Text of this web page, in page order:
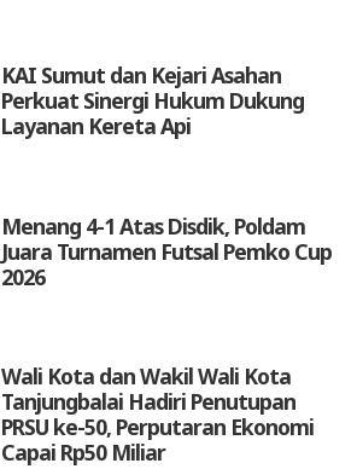
KAI Sumut dan Kejari Asahan
Perkuat Sinergi Hukum Dukung
Layanan Kereta Api
Menang 4-1 Atas Disdik, Poldam
Juara Turnamen Futsal Pemko Cup
2026
Wali Kota dan Wakil Wali Kota
Tanjungbalai Hadiri Penutupan
PRSU ke-50, Perputaran Ekonomi
Capai Rp50 Miliar